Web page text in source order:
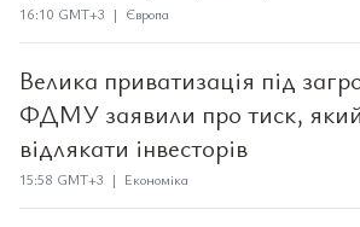
16:10 GMT+3 | Європа
Велика приватизація під
ФДМУ заявили про тиск,
відлякати інвесторів
15:58 GMT+3 | Економіка